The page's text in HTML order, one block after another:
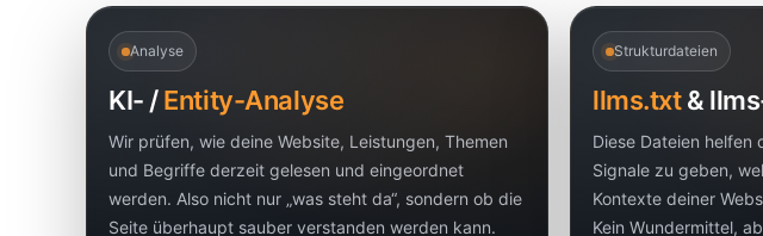
Analyse
KI- /Entity-Analyse
Wir prüfen, wie deine Website, Leistungen, Themen
und Begriffe derzeit gelesen und eingeordnet
werden. Also nicht nur „was steht da“, sondern ob die
Seite überhaupt sauber verstanden werden kann.
Strukturdateien
llms.txt&
Diese Dateien helfen
Signale zu geben,
Kontexte deiner
Kein Wundermittel,